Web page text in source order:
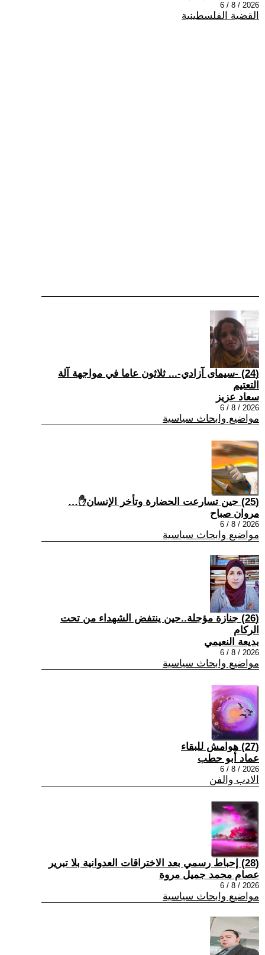
2026 / 8 / 6
القضية الفلسطينية
(24) -سيمای آزادي-... ثلاثون عاما في مواجهة آلة
التعتيم
سعاد عزيز
2026 / 8 / 6
مواضيع وابحاث سياسية
(25) حين تسارعت الحضارة وتأخر الإنسان✋…
مروان صباح
2026 / 8 / 6
مواضيع وابحاث سياسية
(26) جنازة مؤجلة..حين ينتفض الشهداء من تحت
الركام
بديعة النعيمي
2026 / 8 / 6
مواضيع وابحاث سياسية
(27) هوامش للبقاء
عماد أبو حطب
2026 / 8 / 6
الادب والفن
(28) إحباط رسمي بعد الاختراقات العدوانية بلا تبرير
عصام محمد جميل مروة
2026 / 8 / 6
مواضيع وابحاث سياسية